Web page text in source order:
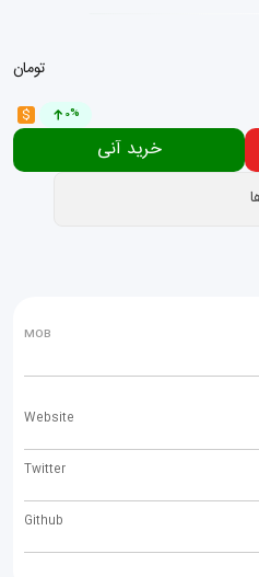
تومان
0%
$
خرید آنی
MOB
Website
Twitter
Github